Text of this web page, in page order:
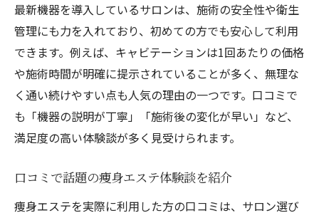
最新機器を導入しているサロンは、施術の安全性や衛生
管理にも力を入れており、初めての方でも安心して利用
できます。例えば、キャビテーションは1回あたりの価格
や施術時間が明確に提示されていることが多く、無理な
く通い続けやすい点も人気の理由の一つです。口コミで
も「機器の説明が丁寧」「施術後の変化が早い」など、
満足度の高い体験談が多く見受けられます。
口コミで話題の痩身エステ体験談を紹介
痩身エステを実際に利用した方の口コミは、サロン選び